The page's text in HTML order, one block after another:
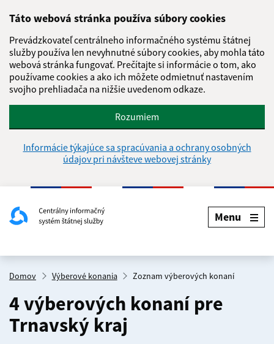
Táto webová stránka používa súbory cookies
Prevádzkovateľ centrálneho informačného systému štátnej
služby používa len nevyhnutné súbory cookies, aby mohla táto
webová stránka fungovať. Prečítajte si informácie o tom, ako
používame cookies a ako ich môžete odmietnuť nastavením
svojho prehliadača na nižšie uvedenom odkaze.
Rozumiem
Informácie týkajúce sa spracúvania a ochrany osobných
údajov pri návšteve webovej stránky
Menu
Domov Výberové konania Zoznam výberových konaní
4 výberových konaní pre
Trnavský kraj